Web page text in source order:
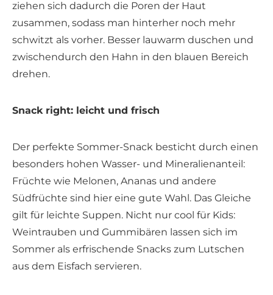
ziehen sich dadurch die Poren der Haut
zusammen, sodass man hinterher noch mehr
schwitzt als vorher. Besser lauwarm duschen und
zwischendurch den Hahn in den blauen Bereich
drehen.
Snack right: leicht und frisch
Der perfekte Sommer-Snack besticht durch einen
besonders hohen Wasser- und Mineralienanteil:
Früchte wie Melonen, Ananas und andere
Südfrüchte sind hier eine gute Wahl. Das Gleiche
gilt für leichte Suppen. Nicht nur cool für Kids:
Weintrauben und Gummibären lassen sich im
Sommer als erfrischende Snacks zum Lutschen
aus dem Eisfach servieren.